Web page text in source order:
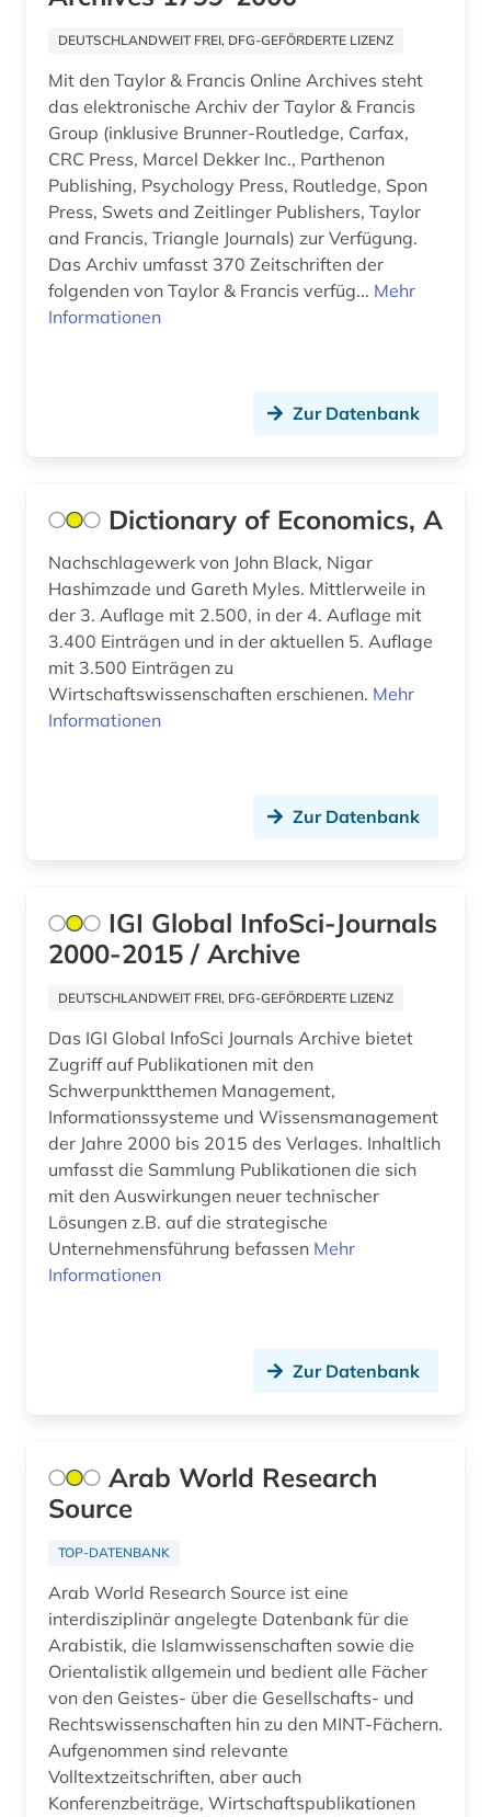
unternehmensanalyse (1)
unternehmensnachrichten (1)
unternehmensprofile (2)
vereinte nationen (2)
verhaltenswissenschaften (1)
verwaltungswissenschaft (2)
veröffentlichung (1)
weltbank (2)
weltwirtschaft (2)
wirtschaft (8)
wirtschaftsgeschichte (1)
wirtschaftswissenschaften (147)
wörterbuch (12)
zeitschrift (1)
zeitschriftenaufsatz (3)
zeitung (2)
zeitungsartikel (4)
DEUTSCHLANDWEIT FREI, DFG-GEFÖRDERTE LIZENZ
Mit den Taylor & Francis Online Archives steht
das elektronische Archiv der Taylor & Francis
Group (inklusive Brunner-Routledge, Carfax,
CRC Press, Marcel Dekker Inc., Parthenon
Publishing, Psychology Press, Routledge, Spon
Press, Swets and Zeitlinger Publishers, Taylor
and Francis, Triangle Journals) zur Verfügung.
Das Archiv umfasst 370 Zeitschriften der
folgenden von Taylor & Francis verfüg... Mehr
Informationen
Zur Datenbank
Dictionary of Economics, A
Nachschlagewerk von John Black, Nigar
Hashimzade und Gareth Myles. Mittlerweile in
der 3. Auflage mit 2.500, in der 4. Auflage mit
3.400 Einträgen und in der aktuellen 5. Auflage
mit 3.500 Einträgen zu
Wirtschaftswissenschaften erschienen. Mehr
Informationen
Zur Datenbank
IGI Global InfoSci-Journals
2000-2015 / Archive
DEUTSCHLANDWEIT FREI, DFG-GEFÖRDERTE LIZENZ
Das IGI Global InfoSci Journals Archive bietet
Zugriff auf Publikationen mit den
Schwerpunktthemen Management,
Informationssysteme und Wissensmanagement
der Jahre 2000 bis 2015 des Verlages. Inhaltlich
umfasst die Sammlung Publikationen die sich
mit den Auswirkungen neuer technischer
Lösungen z.B. auf die strategische
Unternehmensführung befassen Mehr
Informationen
Zur Datenbank
Arab World Research
Source
TOP-DATENBANK
Arab World Research Source ist eine
interdisziplinär angelegte Datenbank für die
Arabistik, die Islamwissenschaften sowie die
Orientalistik allgemein und bedient alle Fächer
von den Geistes- über die Gesellschafts- und
Rechtswissenschaften hin zu den MINT-Fächern.
Aufgenommen sind relevante
Volltextzeitschriften, aber auch
Konferenzbeiträge, Wirtschaftspublikationen